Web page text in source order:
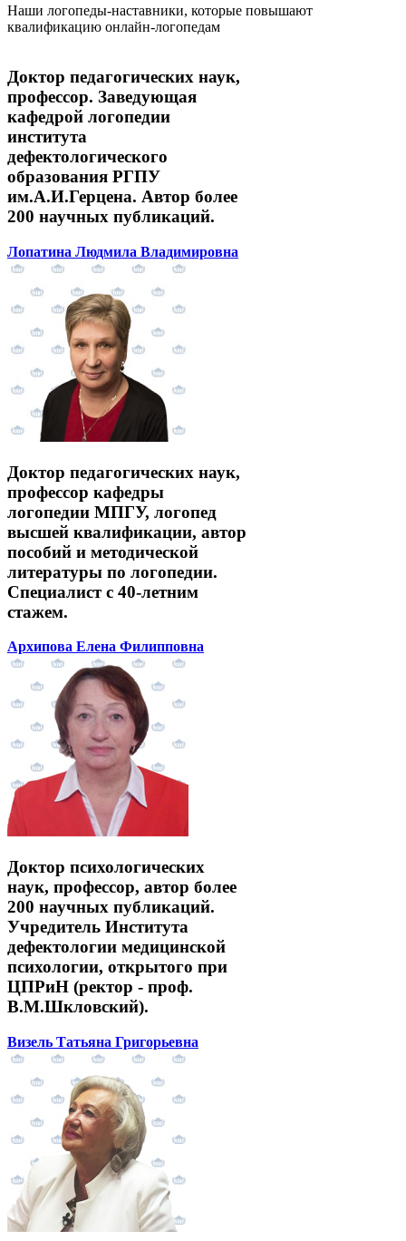
Наши логопеды-наставники, которые повышают
квалификацию онлайн-логопедам
Доктор педагогических наук,
профессор. Заведующая
кафедрой логопедии
института
дефектологического
образования РГПУ
им.А.И.Герцена. Автор более
200 научных публикаций.
Лопатина Людмила Владимировна
Доктор педагогических наук,
профессор кафедры
логопедии МПГУ, логопед
высшей квалификации, автор
пособий и методической
литературы по логопедии.
Специалист с 40-летним
стажем.
Архипова Елена Филипповна
Доктор психологических
наук, профессор, автор более
200 научных публикаций.
Учредитель Института
дефектологии медицинской
психологии, открытого при
ЦПРиН (ректор - проф.
В.М.Шкловский).
Визель Татьяна Григорьевна